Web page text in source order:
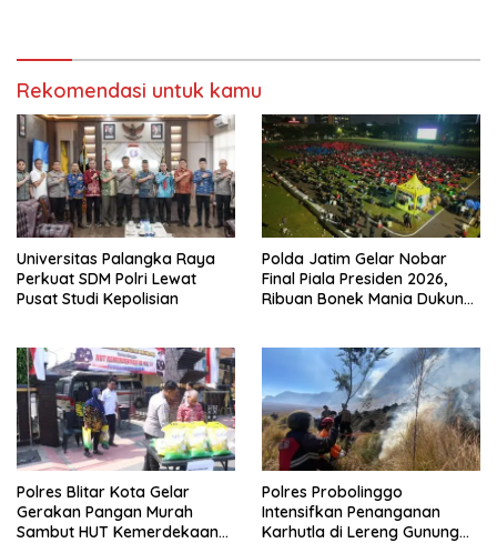
Rekomendasi untuk kamu
Universitas Palangka Raya
Perkuat SDM Polri Lewat
Pusat Studi Kepolisian
Polda Jatim Gelar Nobar
Final Piala Presiden 2026,
Ribuan Bonek Mania Dukung
Polres Blitar Kota Gelar
Gerakan Pangan Murah
Sambut HUT Kemerdekaan
Polres Probolinggo
Intensifkan Penanganan
Karhutla di Lereng Gunung